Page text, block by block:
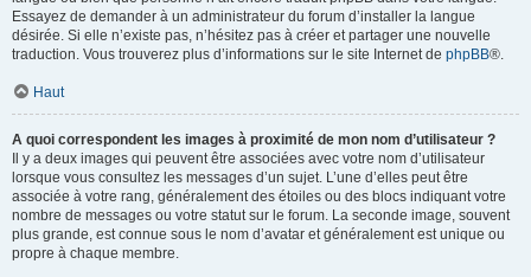
Essayez de demander à un administrateur du forum d’installer la langue
désirée. Si elle n’existe pas, n’hésitez pas à créer et partager une nouvelle
traduction. Vous trouverez plus d’informations sur le site Internet de phpBB®.
Haut
A quoi correspondent les images à proximité de mon nom d’utilisateur ?
Il y a deux images qui peuvent être associées avec votre nom d’utilisateur
lorsque vous consultez les messages d’un sujet. L’une d’elles peut être
associée à votre rang, généralement des étoiles ou des blocs indiquant votre
nombre de messages ou votre statut sur le forum. La seconde image, souvent
plus grande, est connue sous le nom d’avatar et généralement est unique ou
propre à chaque membre.